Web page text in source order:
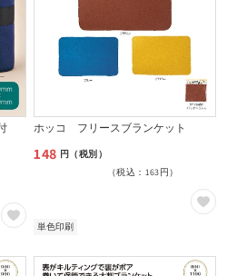
ホッコ フリースブランケット
通
格
148 円（税別）
（税込：163円）
単色印刷